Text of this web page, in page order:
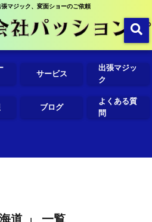
マジック、変面ショーのご依頼
サービス
出張マジッ
ク
ブログ
よくある質
問
海道 」 一覧